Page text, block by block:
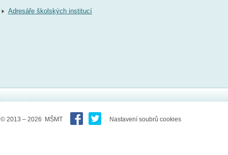
Adresáře školských institucí
© 2013 – 2026 MŠMT Nastavení soubrů cookies